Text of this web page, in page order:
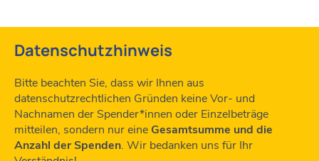
Datenschutzhinweis
Bitte beachten Sie, dass wir Ihnen aus
datenschutzrechtlichen Gründen keine Vor- und
Nachnamen der Spender*innen oder Einzelbeträge
mitteilen, sondern nur eine Gesamtsumme und die
Anzahl der Spenden. Wir bedanken uns für Ihr